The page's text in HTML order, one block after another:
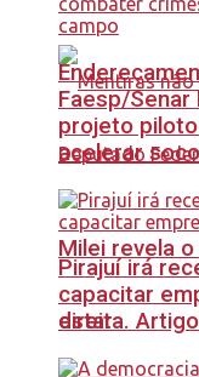
Milei revela
direita.
Faesp/Senar
projeto
acelerar
Pirajuí irá
capacitar
estar